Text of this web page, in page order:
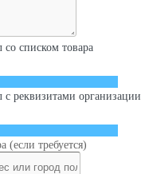
со списком товара
с реквизитами организации
(если требуется)